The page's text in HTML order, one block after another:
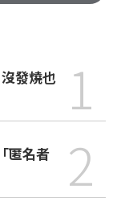
1
匿名者
2